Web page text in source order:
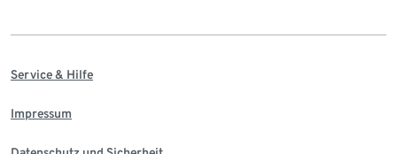
Service & Hilfe
Impressum